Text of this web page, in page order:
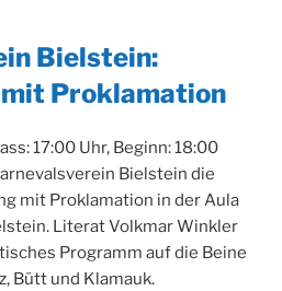
Bielstein:
Proklamation
17:00 Uhr, Beginn: 18:00
Bielstein die
mit Proklamation in der Aula
Literat Volkmar Winkler
Programm auf die Beine
Bütt und Klamauk.